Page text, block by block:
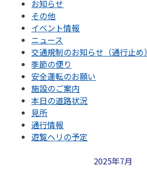
お知らせ
その他
イベント情報
ニュース
交通規制のお知らせ（通行止め）
季節の便り
安全運転のお願い
施設のご案内
本日の道路状況
見所
通行情報
遊覧ヘリの予定
2025年7月